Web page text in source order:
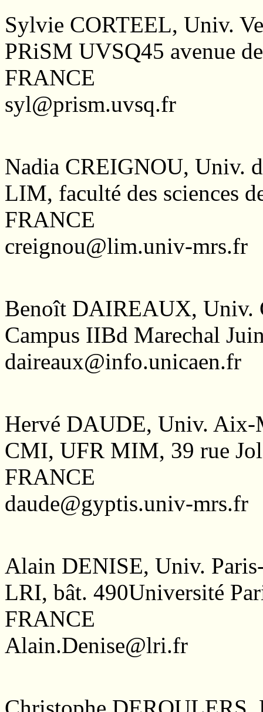
Sylvie CORTEEL, Univ.
PRiSM UVSQ45 avenue
FRANCE
syl@prism.uvsq.fr
Nadia CREIGNOU, Univ.
LIM, faculté des sciences
FRANCE
creignou@lim.univ-mrs.fr
Benoît DAIREAUX, Univ.
Campus IIBd Marechal
daireaux@info.unicaen.fr
Hervé DAUDE, Univ. Aix-
CMI, UFR MIM, 39 rue
FRANCE
daude@gyptis.univ-mrs.fr
Alain DENISE, Univ.
LRI, bât. 490Université
FRANCE
Alain.Denise@lri.fr